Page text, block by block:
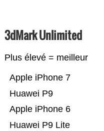
3dMark Unlimited
Plus élevé = meilleur
Huawei P9 Lite
Apple iPhone 6
Huawei P9
Apple iPhone 7